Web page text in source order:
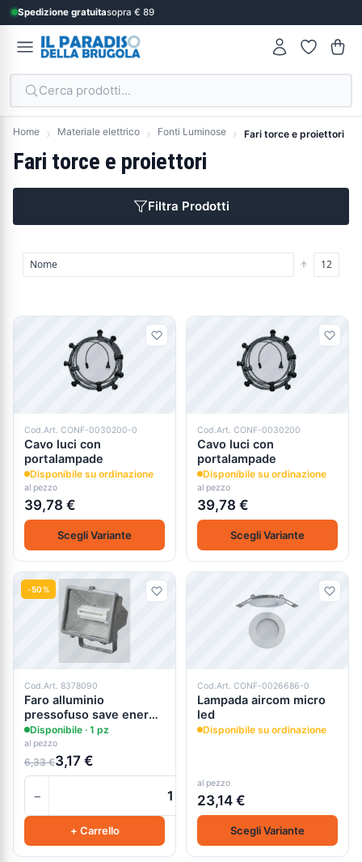
Spedizione gratuitasopra € 89
Cerca prodotti...
Home Materiale elettrico Fonti Luminose Fari torce e proiettori
Fari torce e proiettori
Filtra Prodotti
Prodotti
Cod.Art. CONF-0030200-0
Cavo luci con
portalampade
Disponibile su ordinazione
al pezzo
39,78 €
Scegli Variante
Cod.Art. CONF-0030200
Cavo luci con
portalampade
Disponibile su ordinazione
al pezzo
39,78 €
Scegli Variante
-50%
Cod.Art. 8378090
Faro alluminio
pressofuso save energy
flood 24w
Disponibile · 1 pz
al pezzo
6,33 €3,17 €
−
+ Carrello
Cod.Art. CONF-0026686-0
Lampada aircom micro
led
Disponibile su ordinazione
al pezzo
23,14 €
Scegli Variante